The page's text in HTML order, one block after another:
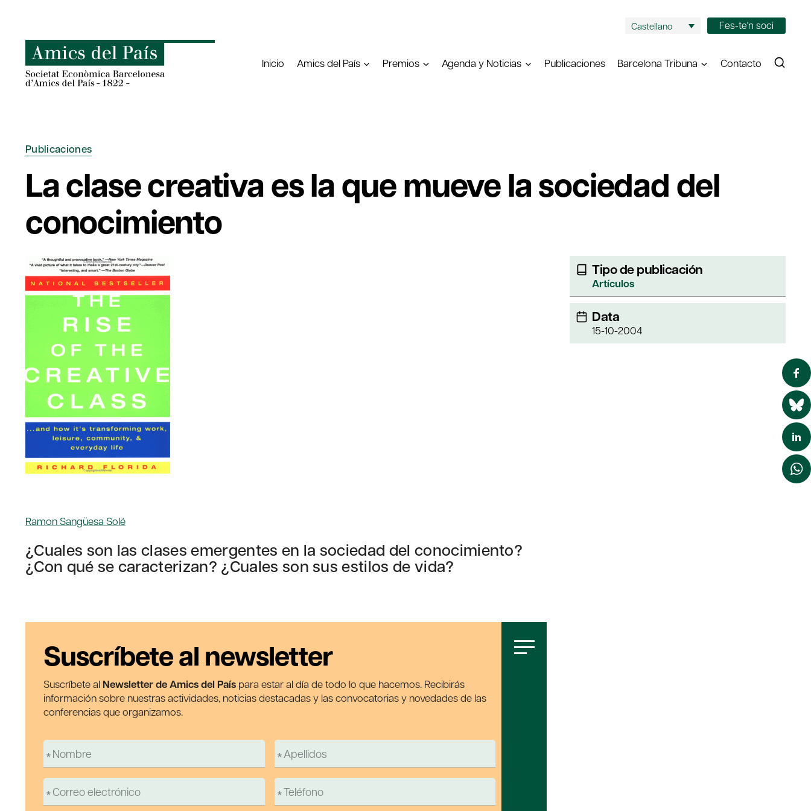
contenido
Castellano Fes-te'n soci
Inicio Amics del País Premios Agenda y Noticias Publicaciones Barcelona Tribuna Contacto
Publicaciones
La clase creativa es la que mueve la sociedad del
conocimiento
Tipo de publicación
Artículos
Data
15-10-2004
Ramon Sangüesa Solé
¿Cuales son las clases emergentes en la sociedad del conocimiento?
¿Con qué se caracterizan? ¿Cuales son sus estilos de vida?
Suscríbete al newsletter
Suscríbete al Newsletter de Amics del País para estar al día de todo lo que hacemos. Recibirás
información sobre nuestras actividades, noticias destacadas y las convocatorias y novedades de las
conferencias que organizamos.